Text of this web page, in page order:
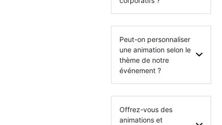
Peut-on personnaliser
une animation selon le
thème de notre
événement ?
Offrez-vous des
animations et